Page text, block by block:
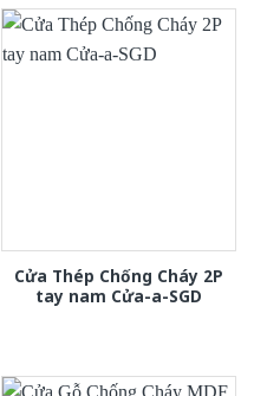
Cửa Thép Chống Cháy 2P
tay nam Cửa-a-SGD